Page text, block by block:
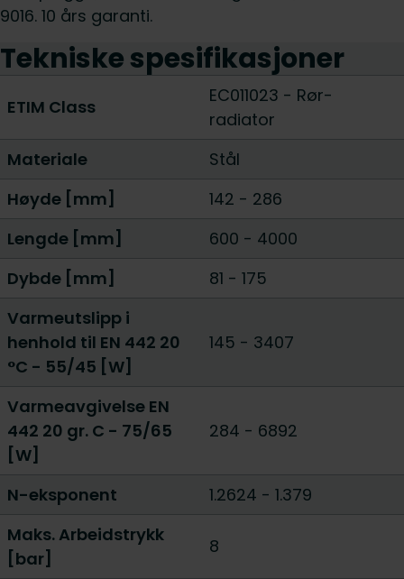
9016. 10 års garanti.
Tekniske spesifikasjoner
ETIM Class
EC011023 - Rør-
radiator
Materiale
Stål
Høyde [mm]
142 - 286
Lengde [mm]
600 - 4000
Dybde [mm]
81 - 175
Varmeutslipp i
henhold til EN 442 20
°C - 55/45 [W]
145 - 3407
Varmeavgivelse EN
442 20 gr. C - 75/65
[W]
284 - 6892
N-eksponent 1.2624 - 1.379
Maks. Arbeidstrykk
[bar]
8